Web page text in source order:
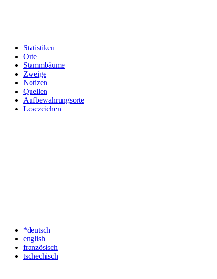
Statistiken
Orte
Stammbäume
Zweige
Notizen
Quellen
Aufbewahrungsorte
Lesezeichen
*deutsch
english
französisch
tschechisch